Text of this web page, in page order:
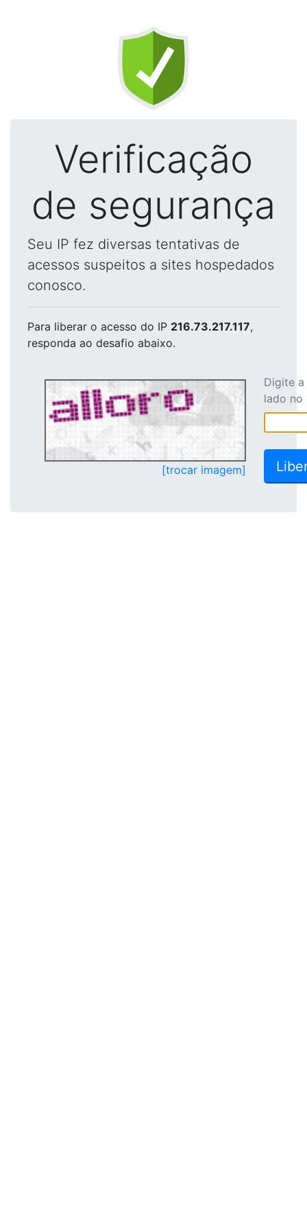
Verificação
de segurança
Seu IP fez diversas tentativas de
acessos suspeitos a sites hospedados
conosco.
Para liberar o acesso do IP 216.73.217.117,
responda ao desafio abaixo.
[trocar imagem]
Digite
lado no